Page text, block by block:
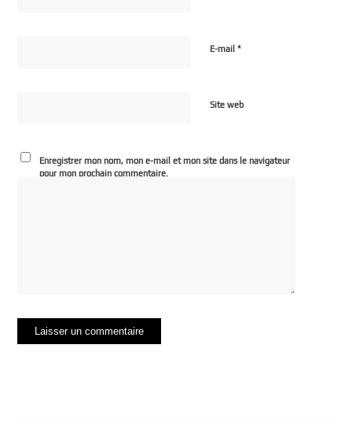
E-mail*
Site web
Enregistrer mon nom, mon e-mail et mon site dans le navigateur
pour mon prochain commentaire.